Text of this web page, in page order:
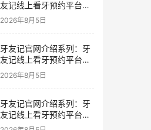
友记线上看牙预约平台打
破口腔行业专业壁垒新手
2026年8月5日
牙友记官网介绍系列：牙
友记线上看牙预约平台落
地同城就诊经验打破未知
2026年8月5日
牙友记官网介绍系列：牙
友记线上看牙预约平台的
优势在哪里？